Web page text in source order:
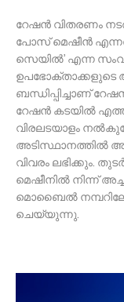
റേഷൻ വിതരണം
പോസ് മെഷീൻ
സെയിൽ’ എന്ന
ഉപഭോക്താക്കളുടെ
ബന്ധിപ്പിച്ചാണ്
റേഷൻ കടയിൽ
വിരലടയാളം
അടിസ്ഥാനത്തിൽ
വിവരം ലഭിക്കും.
മെഷീനിൽ നിന്ന്
മൊബൈൽ
ചെയ്യുന്നു.